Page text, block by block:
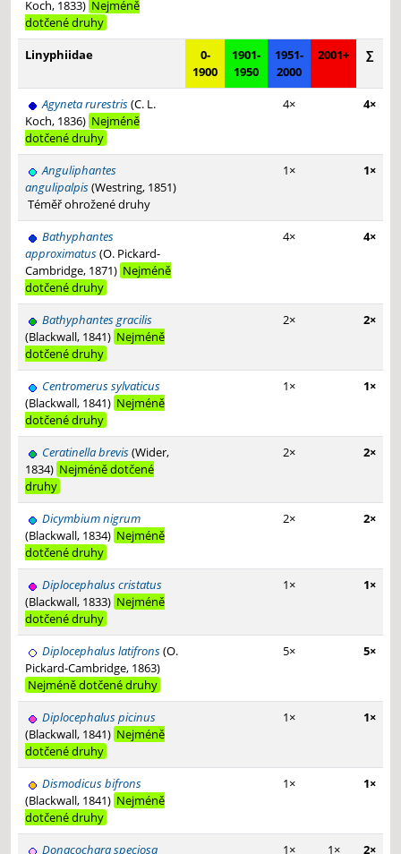
Koch, 1833) Nejméně
dotčené druhy
Linyphiidae
0-
1900
1901-
1950
1951-
2000
2001+ ∑
Agyneta rurestris(C. L.
Koch, 1836) Nejméně
dotčené druhy
4× 4×
Anguliphantes
angulipalpis(Westring, 1851)
Téměř ohrožené druhy
1× 1×
Bathyphantes
approximatus(O. Pickard-
Cambridge, 1871) Nejméně
dotčené druhy
4× 4×
Bathyphantes gracilis
(Blackwall, 1841) Nejméně
dotčené druhy
2× 2×
Centromerus sylvaticus
(Blackwall, 1841) Nejméně
dotčené druhy
1× 1×
Ceratinella brevis(Wider,
1834) Nejméně dotčené
druhy
2× 2×
Dicymbium nigrum
(Blackwall, 1834) Nejméně
dotčené druhy
2× 2×
Diplocephalus cristatus
(Blackwall, 1833) Nejméně
dotčené druhy
1× 1×
Diplocephalus latifrons(O.
Pickard-Cambridge, 1863)
Nejméně dotčené druhy
5× 5×
Diplocephalus picinus
(Blackwall, 1841) Nejméně
dotčené druhy
1× 1×
Dismodicus bifrons
(Blackwall, 1841) Nejméně
dotčené druhy
1× 1×
Donacochara speciosa 1× 1× 2×